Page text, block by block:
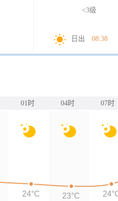
<3级
日出 08:38
01时 04时 07时
24°C 23°C